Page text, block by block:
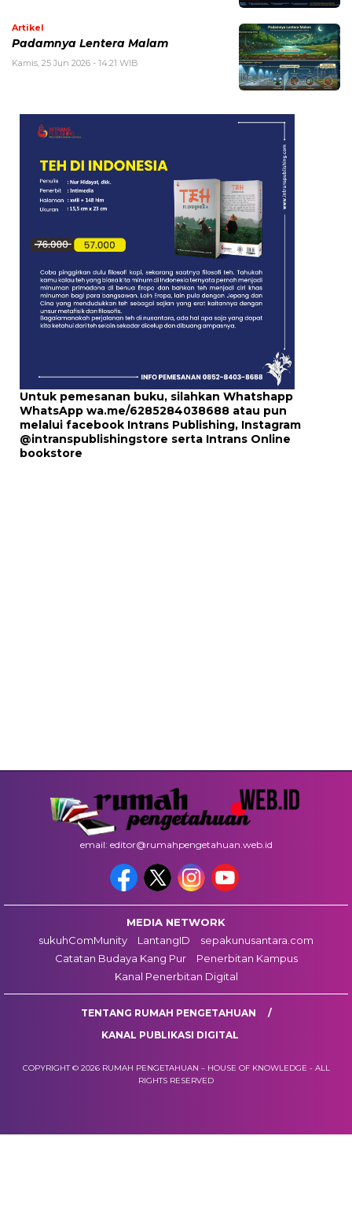
Artikel
Padamnya Lentera Malam
Kamis, 25 Jun 2026 - 14:21 WIB
Untuk pemesanan buku, silahkan Whatshapp
WhatsApp wa.me/6285284038688 atau pun
melalui facebook Intrans Publishing, Instagram
@intranspublishingstore serta Intrans Online
bookstore
email: editor@rumahpengetahuan.web.id
MEDIA NETWORK
sukuhComMunity
LantangID
sepakunusantara.com
Catatan Budaya Kang Pur
Penerbitan Kampus
Kanal Penerbitan Digital
TENTANG RUMAH PENGETAHUAN
KANAL PUBLIKASI DIGITAL
COPYRIGHT © 2026 RUMAH PENGETAHUAN – HOUSE OF KNOWLEDGE - ALL
RIGHTS RESERVED